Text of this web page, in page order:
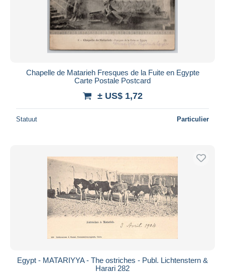
Chapelle de Matarieh Fresques de la Fuite en Egypte
Carte Postale Postcard
± US$ 1,72
Statuut Particulier
Egypt - MATARIYYA - The ostriches - Publ. Lichtenstern &
Harari 282